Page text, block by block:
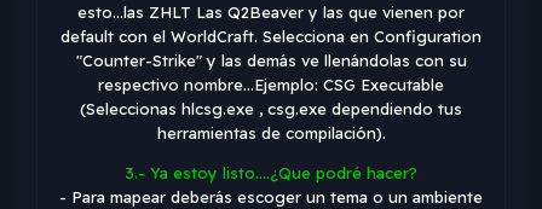
esto...las ZHLT Las Q2Beaver y las que vienen por
default con el WorldCraft. Selecciona en Configuration
"Counter-Strike" y las demás ve llenándolas con su
respectivo nombre...Ejemplo: CSG Executable
(Seleccionas hlcsg.exe , csg.exe dependiendo tus
herramientas de compilación).
3.- Ya estoy listo....¿Que podré hacer?
- Para mapear deberás escoger un tema o un ambiente